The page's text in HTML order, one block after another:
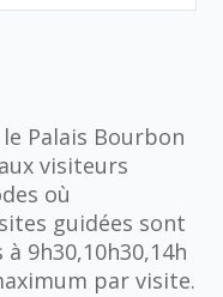
Palais Bourbon
visiteurs
où
guidées sont
9h30,10h30,14h
par visite.